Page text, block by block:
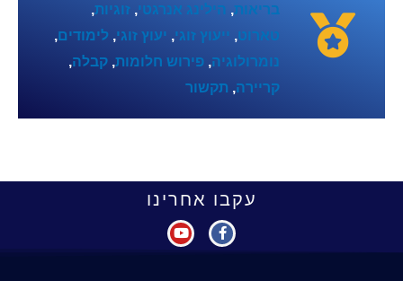
בריאות, הילינג אנרגטי, זוגיות,
טארוט, ייעוץ זוגי, יעוץ זוגי, לימודים,
נומרולוגיה, פירוש חלומות, קבלה,
קריירה, תקשור
עקבו אחרינו